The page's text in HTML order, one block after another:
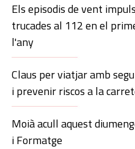
Els episodis de vent
trucades al 112 en el
l'any
Claus per viatjar amb
i prevenir riscos a la
Moià acull aquest
i Formatge